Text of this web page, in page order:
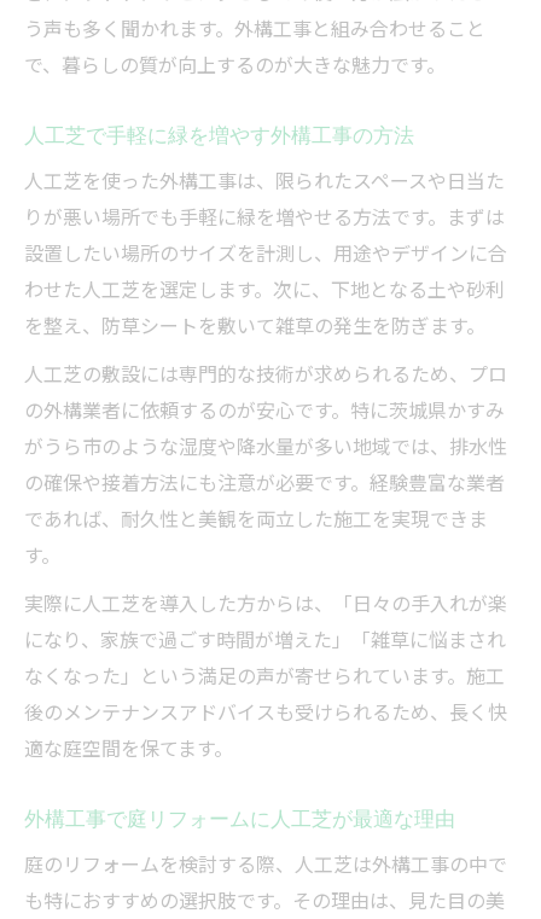
外構工事で人工芝の美しさを長持ちさせる
工夫
う声も多く聞かれます。外構工事と組み合わせること
で、暮らしの質が向上するのが大きな魅力です。
人工芝で手軽に緑を増やす外構工事の方法
人工芝を使った外構工事は、限られたスペースや日当た
りが悪い場所でも手軽に緑を増やせる方法です。まずは
設置したい場所のサイズを計測し、用途やデザインに合
わせた人工芝を選定します。次に、下地となる土や砂利
を整え、防草シートを敷いて雑草の発生を防ぎます。
人工芝の敷設には専門的な技術が求められるため、プロ
の外構業者に依頼するのが安心です。特に茨城県かすみ
がうら市のような湿度や降水量が多い地域では、排水性
の確保や接着方法にも注意が必要です。経験豊富な業者
であれば、耐久性と美観を両立した施工を実現できま
す。
実際に人工芝を導入した方からは、「日々の手入れが楽
になり、家族で過ごす時間が増えた」「雑草に悩まされ
なくなった」という満足の声が寄せられています。施工
後のメンテナンスアドバイスも受けられるため、長く快
適な庭空間を保てます。
外構工事で庭リフォームに人工芝が最適な理由
庭のリフォームを検討する際、人工芝は外構工事の中で
も特におすすめの選択肢です。その理由は、見た目の美